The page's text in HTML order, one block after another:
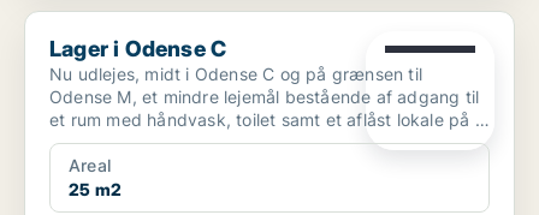
Lager i Odense C
Lager i Odense C
Nu udlejes, midt i Odense C og på grænsen til
Odense M, et mindre lejemål bestående af adgang til
et rum med håndvask, toilet samt et aflåst lokale på 4
x 3 ...
Areal
25 m2